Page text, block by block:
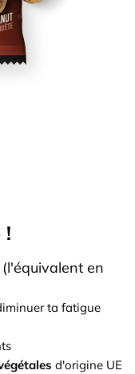
!
en
ta fatigue
d'origine UE